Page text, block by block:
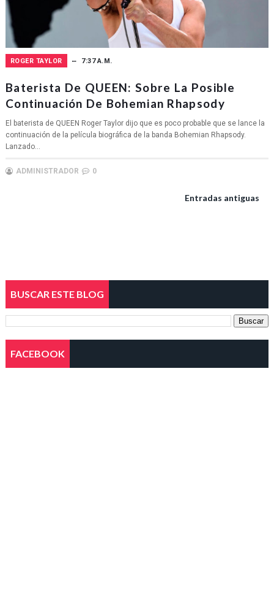
ROGER TAYLOR 7:37 A.M.
Baterista De QUEEN: Sobre La Posible
Continuación De Bohemian Rhapsody
El baterista de QUEEN Roger Taylor dijo que es poco probable que se lance la
continuación de la película biográfica de la banda Bohemian Rhapsody.
Lanzado...
ADMINISTRADOR 0
Entradas antiguas
BUSCAR ESTE BLOG
FACEBOOK